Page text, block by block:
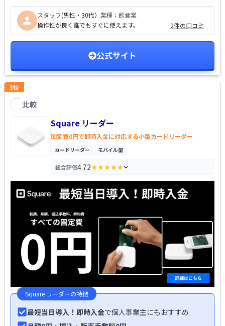
スタッフ(男性・30代） 業種： 飲食業
操作性が良く誰でもすぐに使えます。
2件の口コミ
公式サイト
3位
比較
Square リーダー
Square リーダー
固定費0円で即時入金に対応する小型カードリーダー
カードリーダー モバイル型
総合評価4.72★★★★★
★★★★★
評価の内訳を見る
Square リーダーの特徴
最短当日導入！即時入金で個人事業主にもおすすめ